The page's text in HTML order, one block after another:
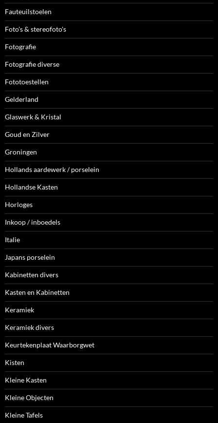
Fauteuilstoelen
Foto's & stereofoto's
Fotografie
Fotografie diverse
Fototoestellen
Gelderland
Glaswerk & Kristal
Goud en Zilver
Groningen
Hollands aardewerk / porselein
Hollandse Kasten
Horloges
Inkoop / inboedels
Italie
Japans porselein
Kabinetten divers
Kasten en Kabinetten
Keramiek
Keramiek divers
Keurtekenplaat Waarborgwet
Kisten
Kleine Kasten
Kleine Objecten
Kleine Tafels